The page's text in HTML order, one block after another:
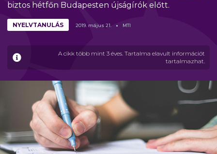
biztos hétfőn Budapesten újságírók előtt.
A cikk több mint 3 éves. Tartalma elavult információt
tartalmazhat.
NYELVTANULÁS 2019. május 21. MTI